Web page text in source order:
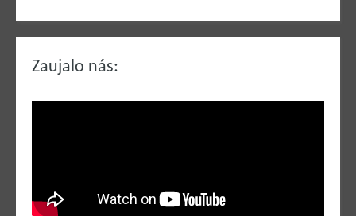
Zaujalo nás: